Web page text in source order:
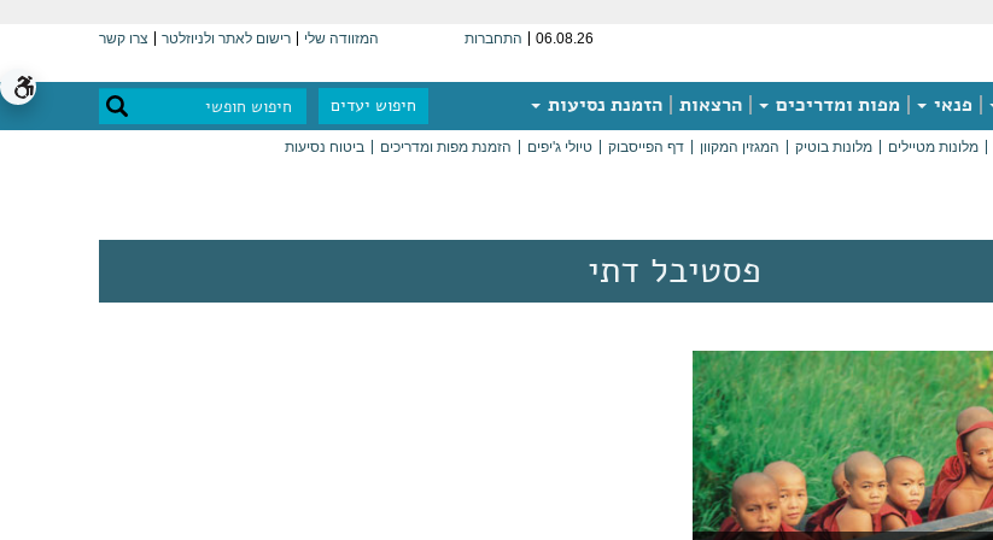
06.08.26 התחברות המזוודה שלי רישום לאתר ולניוזלטר צרו קשר
פנאי מפות ומדריכים הרצאות הזמנת נסיעות חיפוש יעדים
מלונות מטיילים מלונות בוטיק המגזין המקוון דף הפייסבוק טיולי ג'יפים הזמנת מפות ומדריכים ביטוח נסיעות
פסטיבל דתי